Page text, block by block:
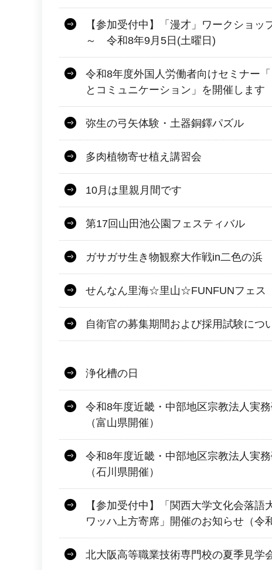
【参加受付中】「漫才」ワークショッ
～ 令和8年9月5日(土曜日)
令和8年度外国人労働者向けセミナー
とコミュニケーション」を開催します
弥生の弓矢体験・土器銅鐸パズル
多肉植物寄せ植え講習会
10月は里親月間です
第17回山田池公園フェスティバル
ガサガサ生き物観察大作戦in二色の浜
せんなん里海☆里山☆FUNFUNフェス
自衛官の募集期間および採用試験につ
浄化槽の日
令和8年度近畿・中部地区宗教法人実
（富山県開催）
令和8年度近畿・中部地区宗教法人実
（石川県開催）
【参加受付中】「関西大学文化会落
ワッハ上方寄席」開催のお知らせ（令
北大阪高等職業技術専門校の夏季見学